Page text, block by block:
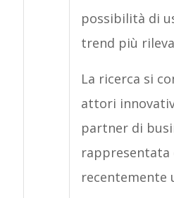
possibilità di
trend più
La ricerca si
attori
partner di
rappresentata
recentemente